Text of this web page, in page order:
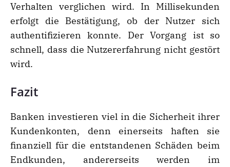
Verhalten verglichen wird. In Millisekunden
erfolgt die Bestätigung, ob der Nutzer sich
authentifizieren konnte. Der Vorgang ist so
schnell, dass die Nutzererfahrung nicht gestört
wird.
Fazit
Banken investieren viel in die Sicherheit ihrer
Kundenkonten, denn einerseits haften sie
finanziell für die entstandenen Schäden beim
Endkunden, andererseits werden im